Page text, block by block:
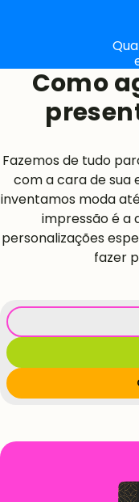
Como
Fazemos de tudo
com a cara de sua
inventamos moda
impressão é a
personalizações
fazer